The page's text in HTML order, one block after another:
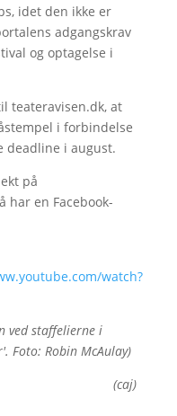
idet den ikke er
adgangskrav
og optagelse i
teateravisen.dk, at
i forbindelse
deadline i august.
på
har en Facebook-
watch?
ved staffelierne i
Foto: Robin McAulay)
(caj)